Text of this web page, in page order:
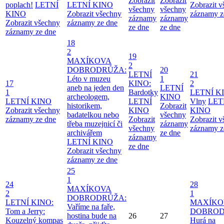
poplach! LETNÍ
KINO
Zobrazit všechny
záznamy ze dne
LETNÍ KINO
Zobrazit všechny
záznamy ze dne
všechny
záznamy
ze dne
všechny
záznamy
ze dne
Zobrazit
záznamy
17
1
LETNÍ KINO
Zobrazit všechny
záznamy ze dne
18
2
MAXÍKOVA
DOBRODRŮŽA:
Léto v muzeu
aneb na jeden den
archeologem,
historikem,
badatelkou nebo
třeba muzejnicí či
archivářem
LETNÍ KINO
Zobrazit všechny
záznamy ze dne
19
2
LETNÍ
KINO:
Bardotky
LETNÍ
KINO
Zobrazit
všechny
záznamy
ze dne
20
1
LETNÍ
KINO
Zobrazit
všechny
záznamy
ze dne
21
2
LETNÍ
Vlny
KINO
Zobrazit
záznamy
24
2
LETNÍ KINO:
Tom a Jerry:
Kouzelný kompas
25
1
MAXÍKOVA
DOBRODRŮŽA:
Vaříme na faře,
hostina bude na
26 27
28
1
Hurá na